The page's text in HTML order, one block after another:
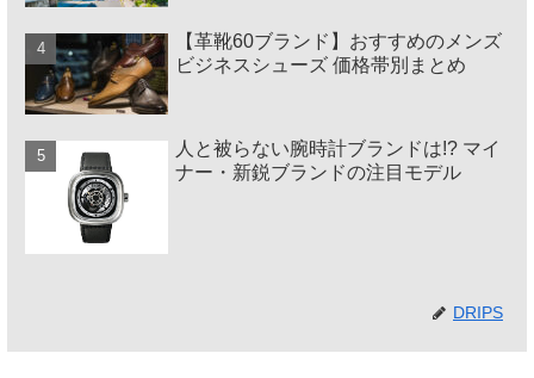
【革靴60ブランド】おすすめのメンズ
ビジネスシューズ 価格帯別まとめ
人と被らない腕時計ブランドは!? マイ
ナー・新鋭ブランドの注目モデル
DRIPS